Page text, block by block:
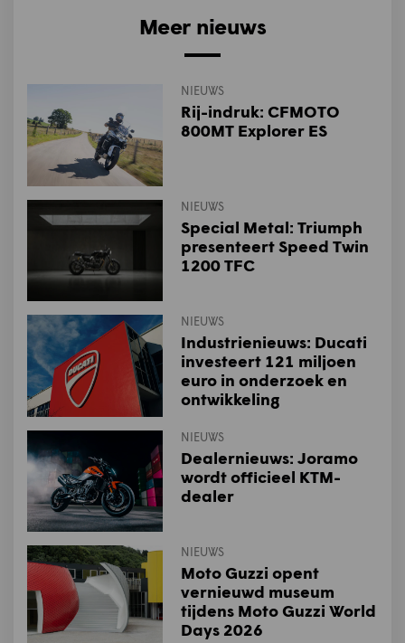
Meer nieuws
NIEUWS
Rij-indruk: CFMOTO
800MT Explorer ES
NIEUWS
Special Metal: Triumph
presenteert Speed Twin
1200 TFC
NIEUWS
Industrienieuws: Ducati
investeert 121 miljoen
euro in onderzoek en
ontwikkeling
NIEUWS
Dealernieuws: Joramo
wordt officieel KTM-
dealer
NIEUWS
Moto Guzzi opent
vernieuwd museum
tijdens Moto Guzzi World
Days 2026